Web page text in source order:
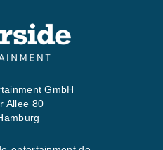
GmbH
Allee 80